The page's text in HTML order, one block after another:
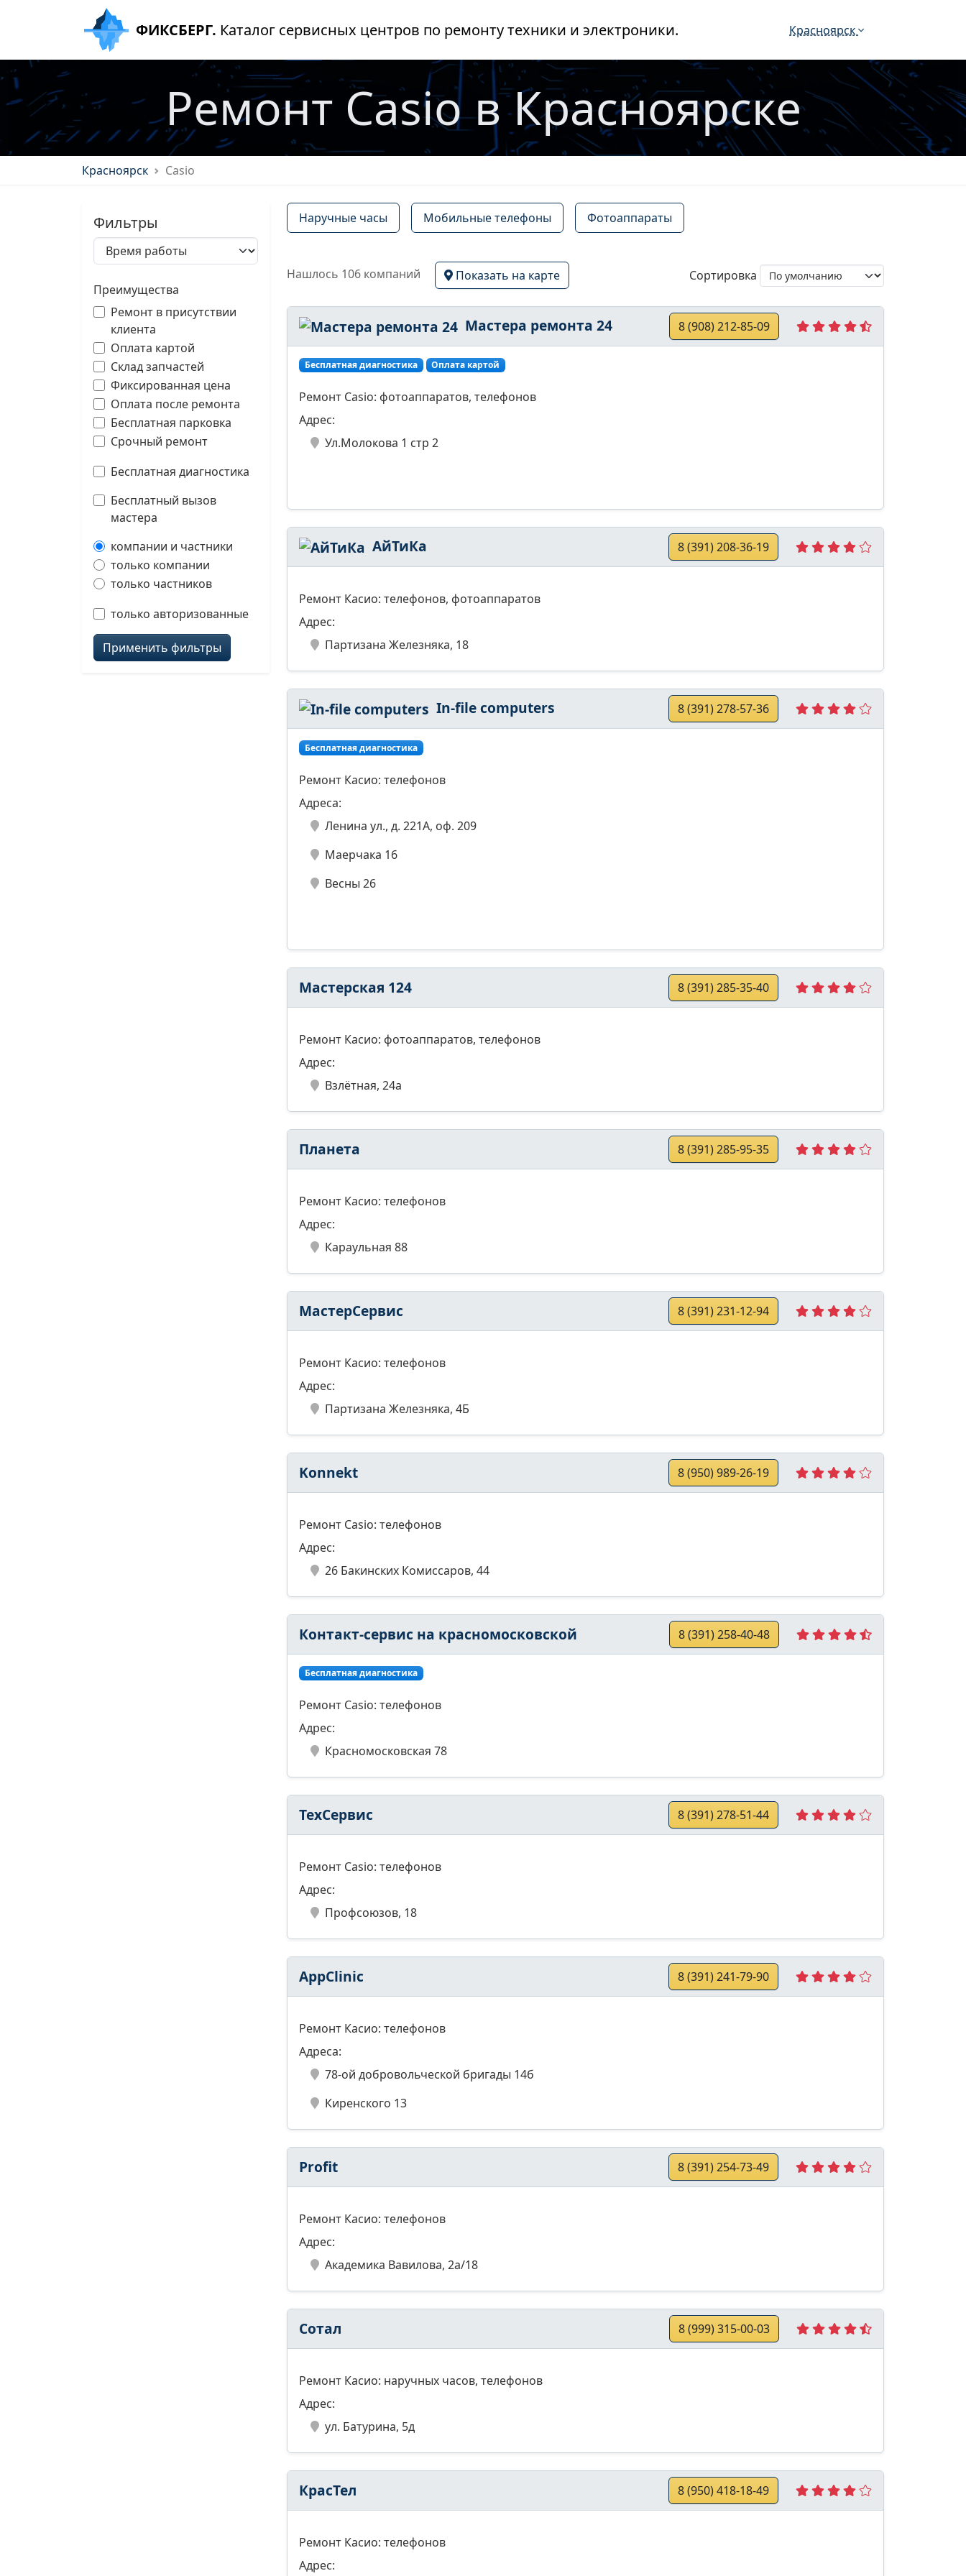
ФИКСБЕРГ. Каталог сервисных центров по ремонту техники и электроники. Красноярск
Ремонт Casio в Красноярске
Красноярск Casio
Фильтры
Преимущества
Ремонт в присутствии
клиента
Оплата картой
Склад запчастей
Фиксированная цена
Оплата после ремонта
Бесплатная парковка
Срочный ремонт
Бесплатная диагностика
Бесплатный вызов
мастера
компании и частники
только компании
только частников
только авторизованные
Применить фильтры
Наручные часы Мобильные телефоны Фотоаппараты
Нашлось 106 компаний Показать на карте Сортировка
Мастера ремонта 24 8 (908) 212-85-09
Бесплатная диагностика Оплата картой
Ремонт Casio: фотоаппаратов, телефонов
Адрес:
Ул.Молокова 1 стр 2
АйТиКа 8 (391) 208-36-19
Ремонт Касио: телефонов, фотоаппаратов
Адрес:
Партизана Железняка, 18
In-file computers 8 (391) 278-57-36
Бесплатная диагностика
Ремонт Касио: телефонов
Адреса:
Ленина ул., д. 221А, оф. 209
Маерчака 16
Весны 26
Мастерская 124 8 (391) 285-35-40
Ремонт Касио: фотоаппаратов, телефонов
Адрес:
Взлётная, 24а
Планета 8 (391) 285-95-35
Ремонт Касио: телефонов
Адрес:
Караульная 88
МастерСервис 8 (391) 231-12-94
Ремонт Касио: телефонов
Адрес:
Партизана Железняка, 4Б
Konnekt 8 (950) 989-26-19
Ремонт Casio: телефонов
Адрес:
26 Бакинских Комиссаров, 44
Контакт-сервис на красномосковской 8 (391) 258-40-48
Бесплатная диагностика
Ремонт Casio: телефонов
Адрес:
Красномосковская 78
ТехСервис 8 (391) 278-51-44
Ремонт Casio: телефонов
Адрес:
Профсоюзов, 18
AppClinic 8 (391) 241-79-90
Ремонт Касио: телефонов
Адреса:
78-ой добровольческой бригады 14б
Киренского 13
Profit 8 (391) 254-73-49
Ремонт Касио: телефонов
Адрес:
Академика Вавилова, 2а/18
Сотал 8 (999) 315-00-03
Ремонт Касио: наручных часов, телефонов
Адрес:
ул. Батурина, 5д
КрасТел 8 (950) 418-18-49
Ремонт Касио: телефонов
Адрес: